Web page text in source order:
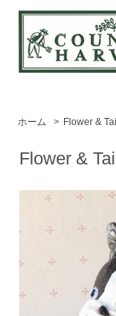
ホーム > Flower &
Flower &